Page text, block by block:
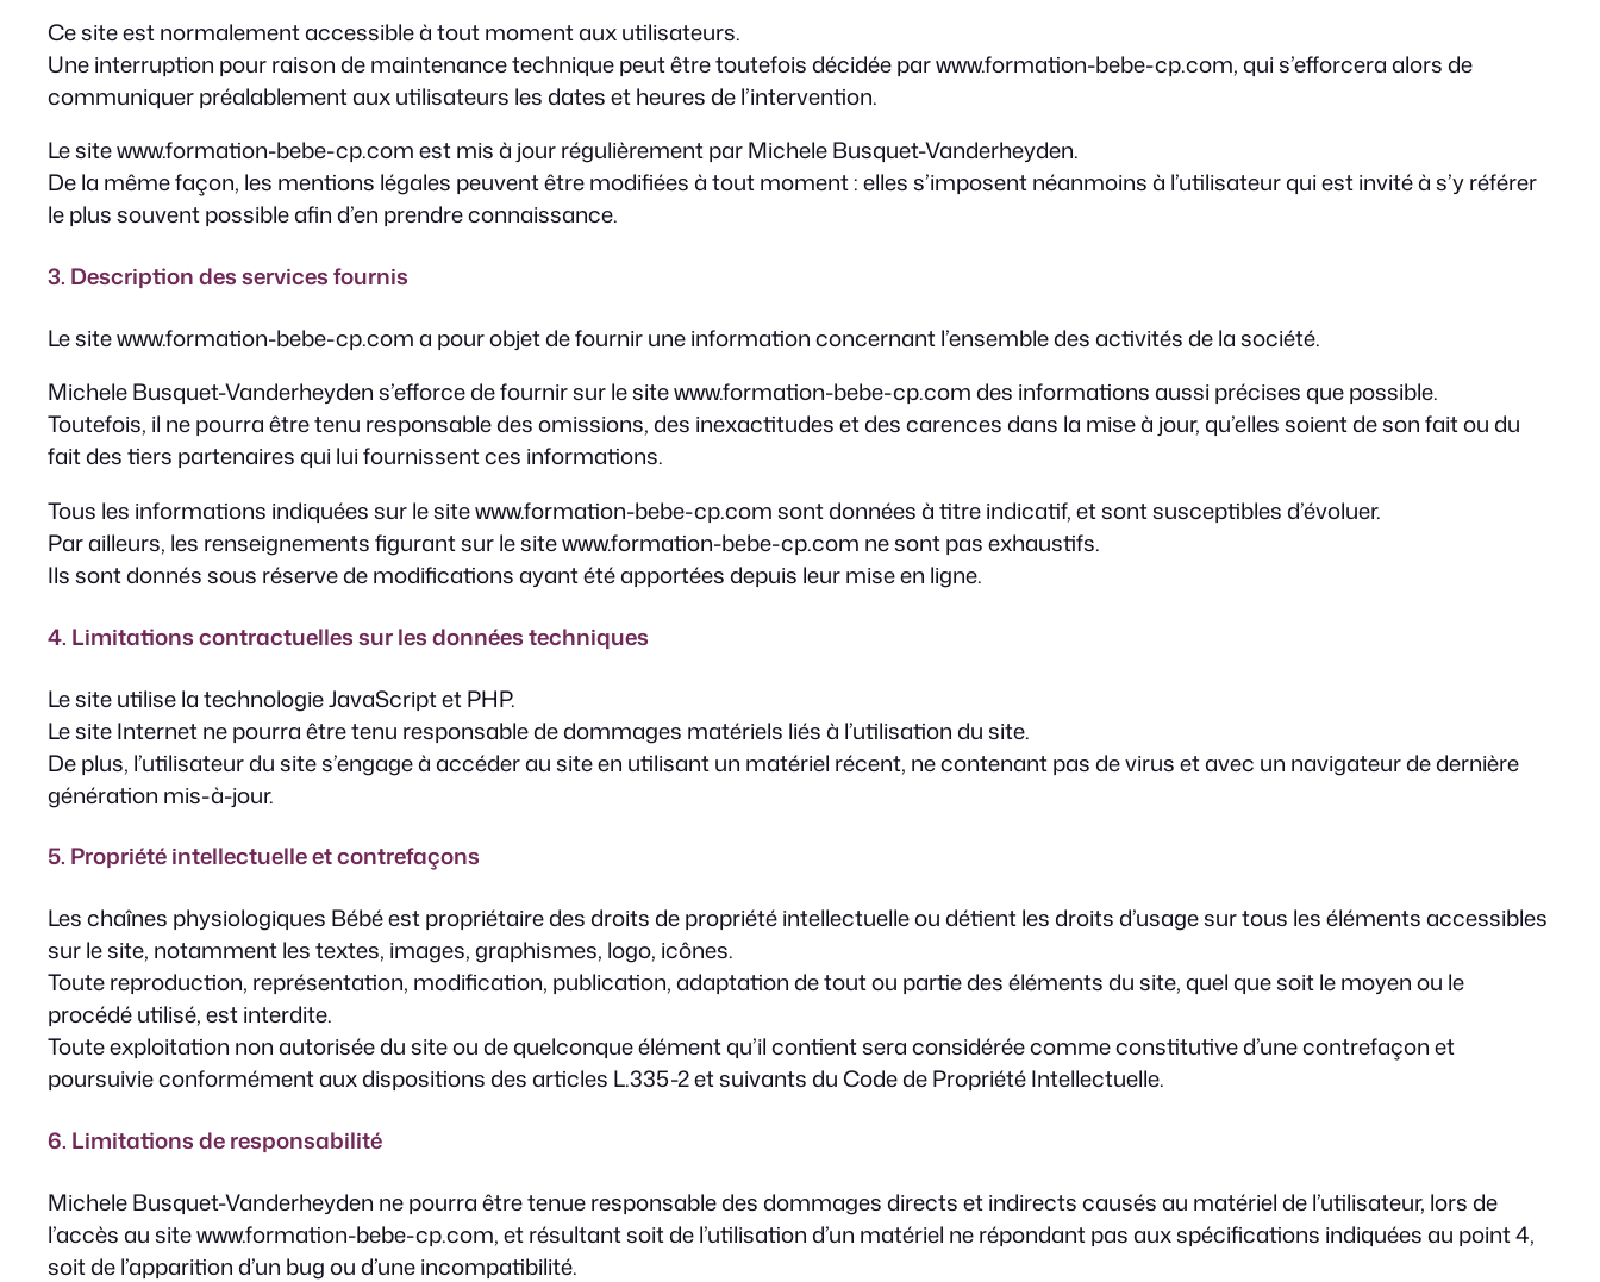
Ce site est normalement accessible à tout moment aux utilisateurs.
Une interruption pour raison de maintenance technique peut être toutefois décidée par www.formation-bebe-cp.com, qui s’efforcera alors de
communiquer préalablement aux utilisateurs les dates et heures de l’intervention.
Le site www.formation-bebe-cp.com est mis à jour régulièrement par Michele Busquet-Vanderheyden.
De la même façon, les mentions légales peuvent être modifiées à tout moment : elles s’imposent néanmoins à l’utilisateur qui est invité à s’y référer
le plus souvent possible afin d’en prendre connaissance.
3. Description des services fournis
Le site www.formation-bebe-cp.com a pour objet de fournir une information concernant l’ensemble des activités de la société.
Michele Busquet-Vanderheyden s’efforce de fournir sur le site www.formation-bebe-cp.com des informations aussi précises que possible.
Toutefois, il ne pourra être tenu responsable des omissions, des inexactitudes et des carences dans la mise à jour, qu’elles soient de son fait ou du
fait des tiers partenaires qui lui fournissent ces informations.
Tous les informations indiquées sur le site www.formation-bebe-cp.com sont données à titre indicatif, et sont susceptibles d’évoluer.
Par ailleurs, les renseignements figurant sur le site www.formation-bebe-cp.com ne sont pas exhaustifs.
Ils sont donnés sous réserve de modifications ayant été apportées depuis leur mise en ligne.
4. Limitations contractuelles sur les données techniques
Le site utilise la technologie JavaScript et PHP.
Le site Internet ne pourra être tenu responsable de dommages matériels liés à l’utilisation du site.
De plus, l’utilisateur du site s’engage à accéder au site en utilisant un matériel récent, ne contenant pas de virus et avec un navigateur de dernière
génération mis-à-jour.
5. Propriété intellectuelle et contrefaçons
Les chaînes physiologiques Bébé est propriétaire des droits de propriété intellectuelle ou détient les droits d’usage sur tous les éléments accessibles
sur le site, notamment les textes, images, graphismes, logo, icônes.
Toute reproduction, représentation, modification, publication, adaptation de tout ou partie des éléments du site, quel que soit le moyen ou le
procédé utilisé, est interdite.
Toute exploitation non autorisée du site ou de quelconque élément qu’il contient sera considérée comme constitutive d’une contrefaçon et
poursuivie conformément aux dispositions des articles L.335-2 et suivants du Code de Propriété Intellectuelle.
6. Limitations de responsabilité
Michele Busquet-Vanderheyden ne pourra être tenue responsable des dommages directs et indirects causés au matériel de l’utilisateur, lors de
l’accès au site www.formation-bebe-cp.com, et résultant soit de l’utilisation d’un matériel ne répondant pas aux spécifications indiquées au point 4,
soit de l’apparition d’un bug ou d’une incompatibilité.